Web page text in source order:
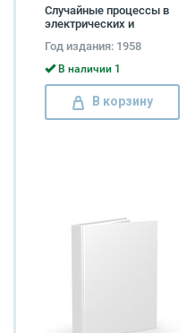
Случайные процессы в
электрических и
Всеволод Лебедев
Год издания: 1958
В наличии 1
В корзину